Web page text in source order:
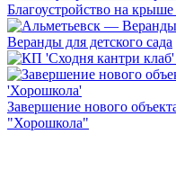
Благоустройство на
Веранды для детского сада
Завершение нового
"Хорошкола"